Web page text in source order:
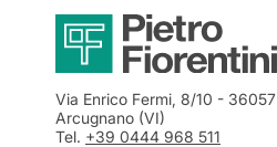
Via Enrico Fermi, 8/10 - 36057
Arcugnano (VI)
Tel. +39 0444 968 511